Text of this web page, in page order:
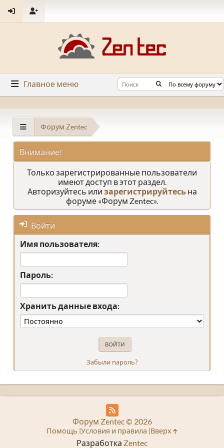
Главное меню
Форум Zentec
Внимание!
Только зарегистрированные пользователи
имеют доступ в этот раздел.
Авторизуйтесь или зарегистрируйтесьна
форуме «Форум Zentec».
Войти
Имя пользователя:
Пароль:
Хранить данные входа:
Забыли пароль?
Разработка Zentec
Форум Zentec © 2026
Помощь Условия и правила Вверх